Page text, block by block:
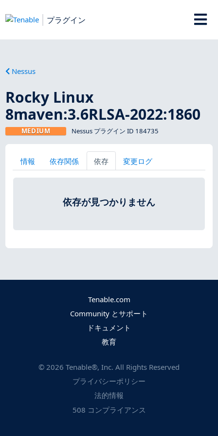
プラグイン
Nessus
Rocky Linux
8maven:3.6RLSA-2022:1860
MEDIUM Nessus プラグイン ID 184735
情報 依存関係 依存 変更ログ
依存が見つかりません
Tenable.com
Community とサポート
ドキュメント
教育
© 2026 Tenable®, Inc. All Rights Reserved
プライバシーポリシー
法的情報
508 コンプライアンス